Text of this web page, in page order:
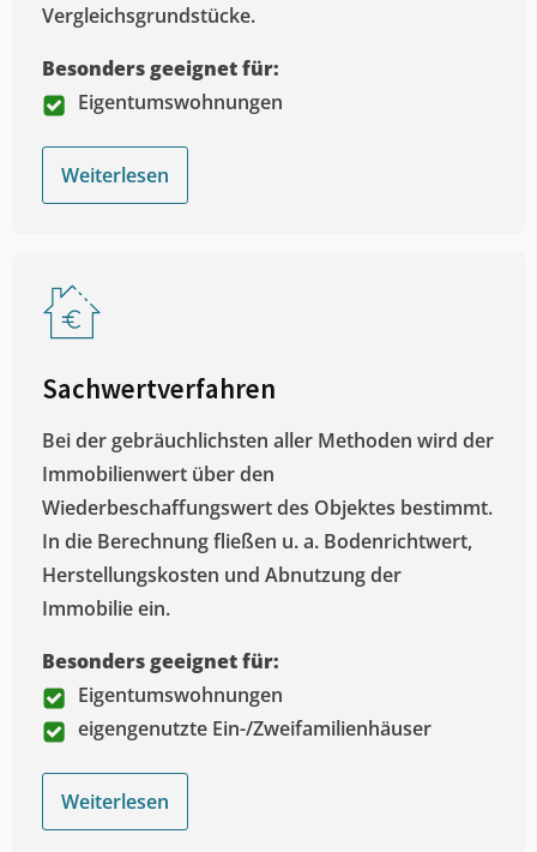
Vergleichsgrundstücke.
Besonders geeignet für:
Eigentumswohnungen
Weiterlesen
Sachwertverfahren
Bei der gebräuchlichsten aller Methoden wird der
Immobilienwert über den
Wiederbeschaffungswert des Objektes bestimmt.
In die Berechnung fließen u. a. Bodenrichtwert,
Herstellungskosten und Abnutzung der
Immobilie ein.
Besonders geeignet für:
Eigentumswohnungen
eigengenutzte Ein-/Zweifamilienhäuser
Weiterlesen